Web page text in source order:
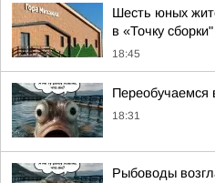
Шесть юных
в «Точку
18:45
Переобучаемся
18:31
Рыбоводы